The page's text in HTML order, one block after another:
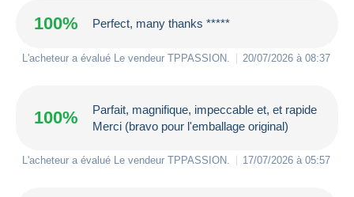
100% Perfect, many thanks *****
L'acheteur a évalué Le vendeur TPPASSION 20/07/2026 à 08:37
100%
Parfait, magnifique, impeccable et, et rapide
Merci (bravo pour l'emballage original)
L'acheteur a évalué Le vendeur TPPASSION 17/07/2026 à 05:57